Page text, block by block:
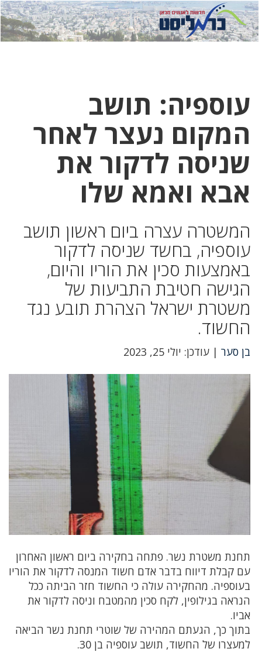
לחץ
כאן
לחץ
כדי
עוספיה: תושב
המקום נעצר לאחר
שניסה לדקור את
אבא ואמא שלו
המשטרה עצרה ביום ראשון תושב
עוספיה, בחשד שניסה לדקור
באמצעות סכין את הוריו והיום,
הגישה חטיבת התביעות של
משטרת ישראל הצהרת תובע נגד
החשוד.
בן סער | עודכן: יולי 25, 2023
תחנת משטרת נשר. פתחה בחקירה ביום ראשון האחרון
עם קבלת דיווח בדבר אדם חשוד המנסה לדקור את הוריו
בעוספיה. מהחקירה עולה כי החשוד חזר הביתה ככל
הנראה בגילופין, לקח סכין מהמטבח וניסה לדקור את
אביו.
בתוך כך, הגעתם המהירה של שוטרי תחנת נשר הביאה
למעצרו של החשוד, תושב עוספיה בן 30.